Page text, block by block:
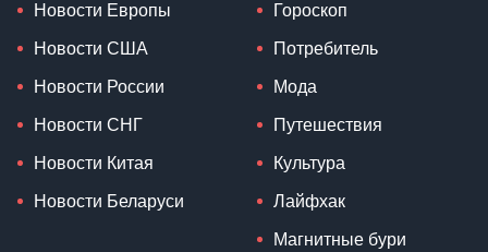
Новости Европы
Новости США
Новости России
Новости СНГ
Новости Китая
Новости Беларуси
Гороскоп
Потребитель
Мода
Путешествия
Культура
Лайфхак
Магнитные бури